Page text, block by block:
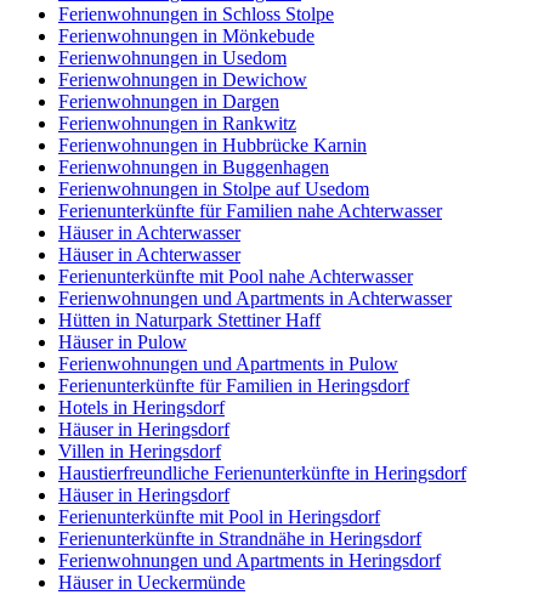
Ferienwohnungen in Schloss Stolpe
Ferienwohnungen in Mönkebude
Ferienwohnungen in Usedom
Ferienwohnungen in Dewichow
Ferienwohnungen in Dargen
Ferienwohnungen in Rankwitz
Ferienwohnungen in Hubbrücke Karnin
Ferienwohnungen in Buggenhagen
Ferienwohnungen in Stolpe auf Usedom
Ferienunterkünfte für Familien nahe Achterwasser
Häuser in Achterwasser
Häuser in Achterwasser
Ferienunterkünfte mit Pool nahe Achterwasser
Ferienwohnungen und Apartments in Achterwasser
Hütten in Naturpark Stettiner Haff
Häuser in Pulow
Ferienwohnungen und Apartments in Pulow
Ferienunterkünfte für Familien in Heringsdorf
Hotels in Heringsdorf
Häuser in Heringsdorf
Villen in Heringsdorf
Haustierfreundliche Ferienunterkünfte in Heringsdorf
Häuser in Heringsdorf
Ferienunterkünfte mit Pool in Heringsdorf
Ferienunterkünfte in Strandnähe in Heringsdorf
Ferienwohnungen und Apartments in Heringsdorf
Häuser in Ueckermünde